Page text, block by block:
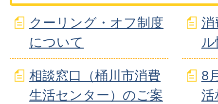
クーリング・オフ制度
について
消
ル
相談窓口（桶川市消費
生活センター）のご案
8
活